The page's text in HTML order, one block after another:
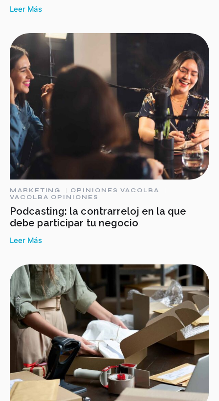
Leer Más
MARKETING
OPINIONES VACOLBA
VACOLBA OPINIONES
Podcasting: la contrarreloj en la que
debe participar tu negocio
Leer Más